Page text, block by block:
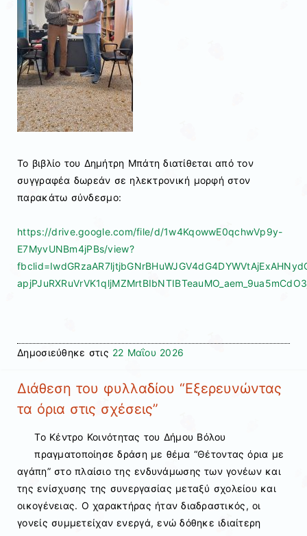
Το βιβλίο του Δημήτρη Μπάτη διατίθεται από τον
συγγραφέα δωρεάν σε ηλεκτρονική μορφή στον
παρακάτω σύνδεσμο:
https://drive.google.com/file/d/1w4KqowwE0qchwVp9y-
E7MyvUNBm4jPBs/view?
Δημοσιεύθηκε στις 22 Μαΐου 2026
Διάθεση του φυλλαδίου “Εξερευνώντας
τα όρια στις σχέσεις”
Το Κέντρο Κοινότητας του Δήμου Βόλου
πραγματοποίησε δράση με θέμα “Θέτοντας όρια με
αγάπη” στο πλαίσιο της ενδυνάμωσης των γονέων και
της ενίσχυσης της συνεργασίας μεταξύ σχολείου και
οικογένειας. Ο χαρακτήρας ήταν διαδραστικός, οι
γονείς συμμετείχαν ενεργά, ενώ δόθηκε ιδιαίτερη